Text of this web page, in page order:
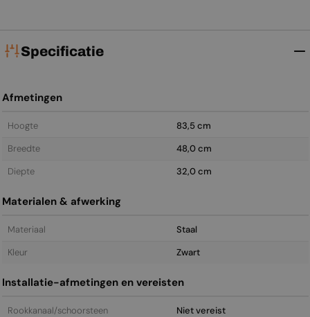
Specificatie
Afmetingen
Hoogte
83,5 cm
Breedte
48,0 cm
Diepte
32,0 cm
Materialen & afwerking
Materiaal
Staal
Kleur
Zwart
Installatie-afmetingen en vereisten
Rookkanaal/schoorsteen
Niet vereist